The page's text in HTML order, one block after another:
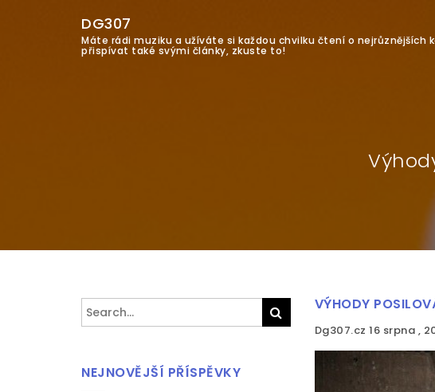
DG307
Máte rádi muziku a užíváte si každou chvilku čtení o
přispívat také svými články, zkuste to!
VÝHODY
Dg307.cz 16 srpna ,
Search
for:
Search
NEJNOVĚJŠÍ PŘÍSPĚVKY